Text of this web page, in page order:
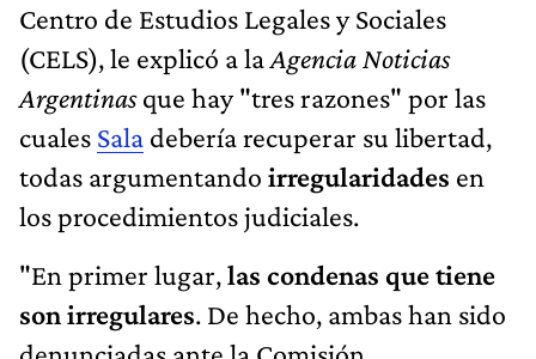
Centro de Estudios Legales y Sociales
(CELS), le explicó a laAgencia Noticias
Argentinasque hay "tres razones" por las
cuales Sala debería recuperar su libertad,
todas argumentando irregularidades en
los procedimientos judiciales.
"En primer lugar,las condenas que tiene
son irregulares. De hecho, ambas han sido